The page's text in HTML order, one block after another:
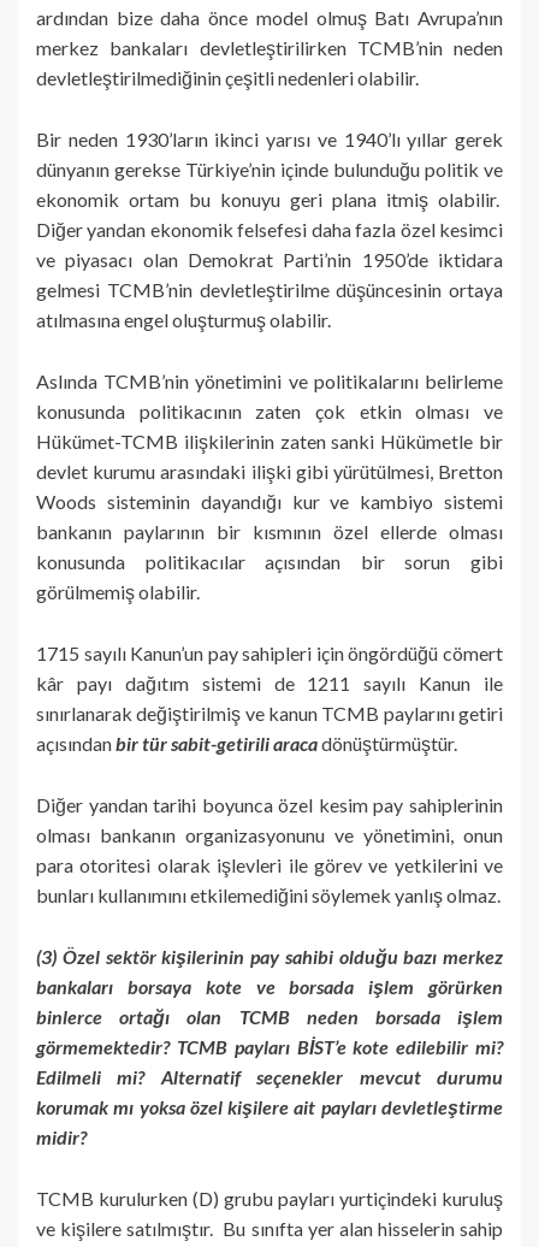
ardından bize daha önce model olmuş Batı Avrupa’nın
merkez bankaları devletleştirilirken TCMB’nin neden
devletleştirilmediğinin çeşitli nedenleri olabilir.
Bir neden 1930’ların ikinci yarısı ve 1940’lı yıllar gerek
dünyanın gerekse Türkiye’nin içinde bulunduğu politik ve
ekonomik ortam bu konuyu geri plana itmiş olabilir.
Diğer yandan ekonomik felsefesi daha fazla özel kesimci
ve piyasacı olan Demokrat Parti’nin 1950’de iktidara
gelmesi TCMB’nin devletleştirilme düşüncesinin ortaya
atılmasına engel oluşturmuş olabilir.
Aslında TCMB’nin yönetimini ve politikalarını belirleme
konusunda politikacının zaten çok etkin olması ve
Hükümet-TCMB ilişkilerinin zaten sanki Hükümetle bir
devlet kurumu arasındaki ilişki gibi yürütülmesi, Bretton
Woods sisteminin dayandığı kur ve kambiyo sistemi
bankanın paylarının bir kısmının özel ellerde olması
konusunda politikacılar açısından bir sorun gibi
görülmemiş olabilir.
1715 sayılı Kanun’un pay sahipleri için öngördüğü cömert
kâr payı dağıtım sistemi de 1211 sayılı Kanun ile
sınırlanarak değiştirilmiş ve kanun TCMB paylarını getiri
açısındanbir tür sabit-getirili aracadönüştürmüştür.
Diğer yandan tarihi boyunca özel kesim pay sahiplerinin
olması bankanın organizasyonunu ve yönetimini, onun
para otoritesi olarak işlevleri ile görev ve yetkilerini ve
bunları kullanımını etkilemediğini söylemek yanlış olmaz.
(3) Özel sektör kişilerinin pay sahibi olduğu bazı merkez
bankaları borsaya kote ve borsada işlem görürken
binlerce ortağı olan TCMB neden borsada işlem
görmemektedir? TCMB payları BİST’e kote edilebilir mi?
Edilmeli mi? Alternatif seçenekler mevcut durumu
korumak mı yoksa özel kişilere ait payları devletleştirme
midir?
TCMB kurulurken (D) grubu payları yurtiçindeki kuruluş
ve kişilere satılmıştır. Bu sınıfta yer alan hisselerin sahip